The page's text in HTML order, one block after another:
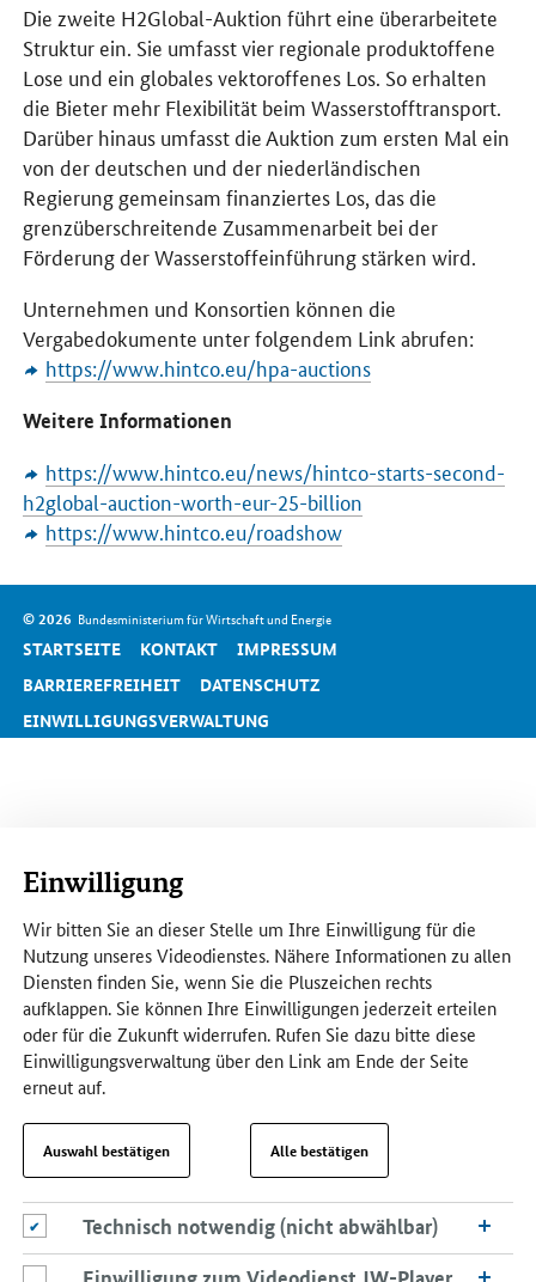
Die zweite H2Global-Auktion führt eine überarbeitete
Struktur ein. Sie umfasst vier regionale produktoffene
Lose und ein globales vektoroffenes Los. So erhalten
die Bieter mehr Flexibilität beim Wasserstofftransport.
Darüber hinaus umfasst die Auktion zum ersten Mal ein
von der deutschen und der niederländischen
Regierung gemeinsam finanziertes Los, das die
grenzüberschreitende Zusammenarbeit bei der
Förderung der Wasserstoffeinführung stärken wird.
Unternehmen und Konsortien können die
Vergabedokumente unter folgendem Link abrufen:
https://www.hintco.eu/hpa-auctions
Weitere Informationen
https://www.hintco.eu/news/hintco-starts-second-
h2global-auction-worth-eur-25-billion
https://www.hintco.eu/roadshow
SrOnlyServicemenü
© 2026 Bundesministerium für Wirtschaft und Energie
STARTSEITE KONTAKT
IMPRESSUM
BARRIEREFREIHEIT
DATENSCHUTZ
EINWILLIGUNGSVERWALTUNG
Einwilligung
Wir bitten Sie an dieser Stelle um Ihre Einwilligung für die
Nutzung unseres Videodienstes. Nähere Informationen zu allen
Diensten finden Sie, wenn Sie die Pluszeichen rechts
aufklappen. Sie können Ihre Einwilligungen jederzeit erteilen
oder für die Zukunft widerrufen. Rufen Sie dazu bitte diese
Einwilligungsverwaltung über den Link am Ende der Seite
erneut auf.
Auswahl bestätigen Alle bestätigen
Technisch notwendig (nicht abwählbar)
Technisch notwendig (nicht abwählbar)
Einwilligung zum Videodienst JW-Player